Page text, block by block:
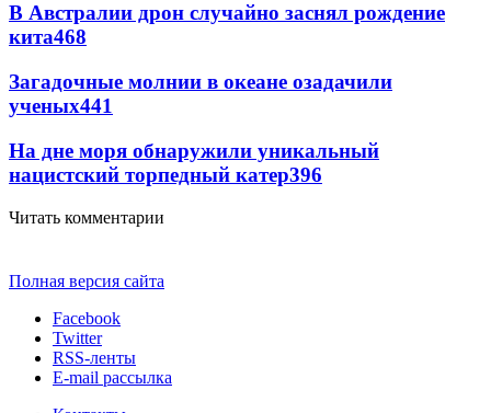
В Австралии дрон случайно заснял рождение
кита468
Загадочные молнии в океане озадачили
ученых441
На дне моря обнаружили уникальный
нацистский торпедный катер396
Читать комментарии
Полная версия сайта
Facebook
Twitter
RSS-ленты
E-mail рассылка